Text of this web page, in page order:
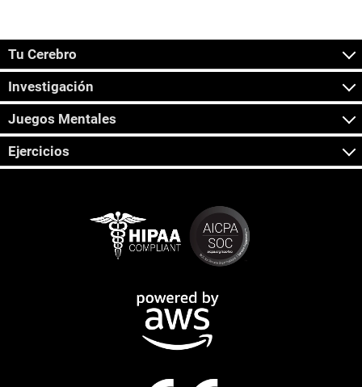
Tu Cerebro
Investigación
Juegos Mentales
Ejercicios